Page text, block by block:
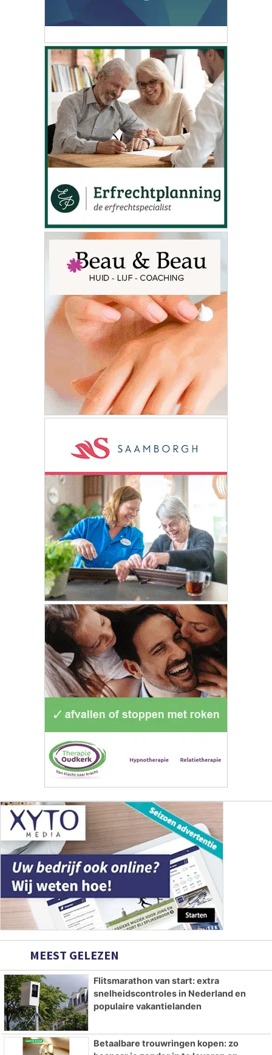
MEEST GELEZEN
Flitsmarathon van start: extra
snelheidscontroles in Nederland en
populaire vakantielanden
Betaalbare trouwringen kopen: zo